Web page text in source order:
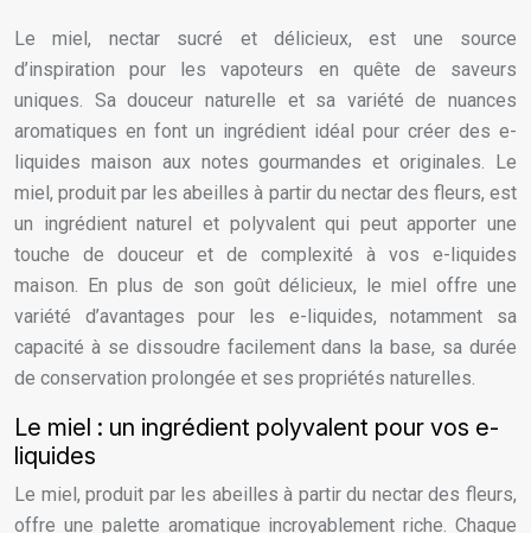
Le miel, nectar sucré et délicieux, est une source
d’inspiration pour les vapoteurs en quête de saveurs
uniques. Sa douceur naturelle et sa variété de nuances
aromatiques en font un ingrédient idéal pour créer des e-
liquides maison aux notes gourmandes et originales. Le
miel, produit par les abeilles à partir du nectar des fleurs, est
un ingrédient naturel et polyvalent qui peut apporter une
touche de douceur et de complexité à vos e-liquides
maison. En plus de son goût délicieux, le miel offre une
variété d’avantages pour les e-liquides, notamment sa
capacité à se dissoudre facilement dans la base, sa durée
de conservation prolongée et ses propriétés naturelles.
Le miel : un ingrédient polyvalent pour vos e-
liquides
Le miel, produit par les abeilles à partir du nectar des fleurs,
offre une palette aromatique incroyablement riche. Chaque